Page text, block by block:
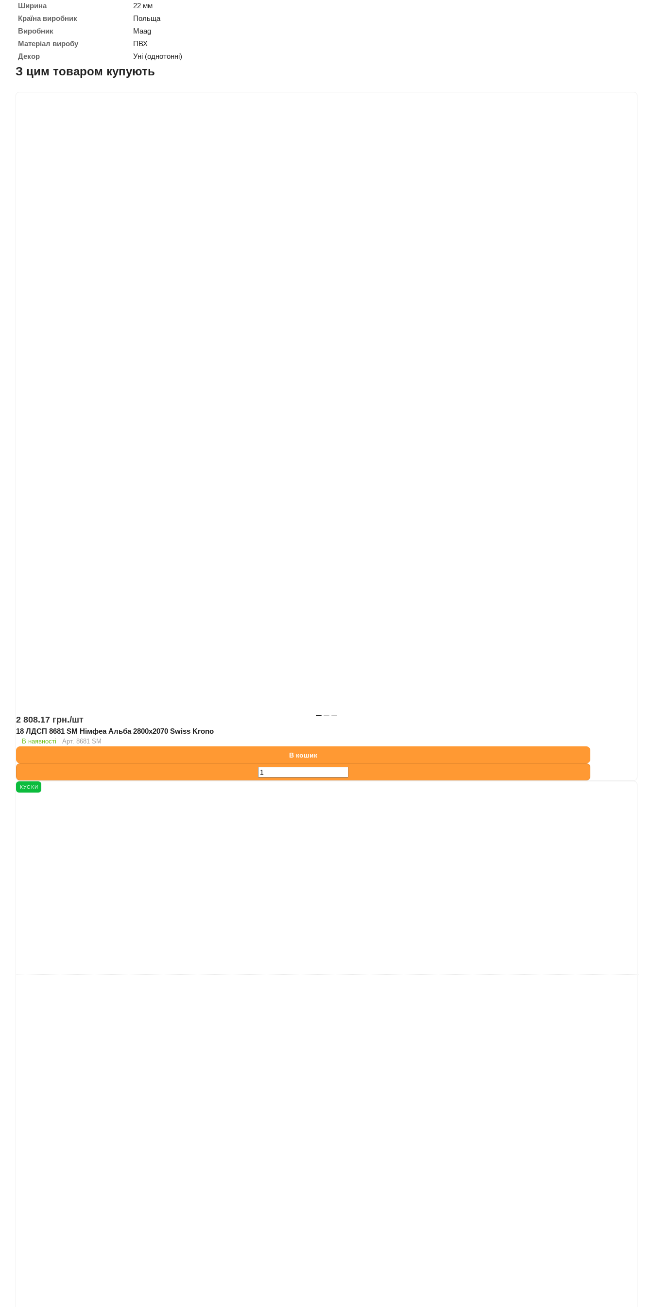
Ширина
22 мм
Країна виробник
Польща
Виробник
Maag
Матеріал виробу
ПВХ
Декор
Уні (однотонні)
З цим товаром купують
2 808.17 грн./шт
18 ЛДСП 8681 SM Німфеа Альба 2800х2070 Swiss Krono
В наявності Арт. 8681 SM
В кошик
КУСКИ